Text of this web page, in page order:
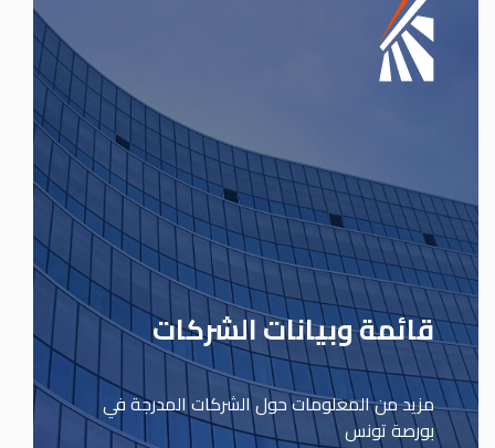
قائمة وبيانات الشركات
مزيد من المعلومات حول الشركات المدرجة في
بورصة تونس